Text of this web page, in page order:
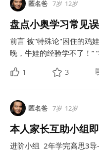
匿名爸 7岁 12岁
盘点小奥学习常见
前言 被"特殊论"困住的鸡
晚，牛娃的经验学不了！”
1
3
匿名爸 7岁 12岁
本人家长互助小组
进阶小组 2年学完高思3